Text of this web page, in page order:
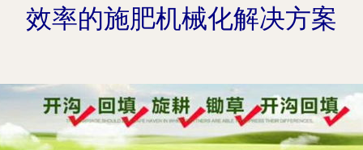
效率的施肥机械化解决方案